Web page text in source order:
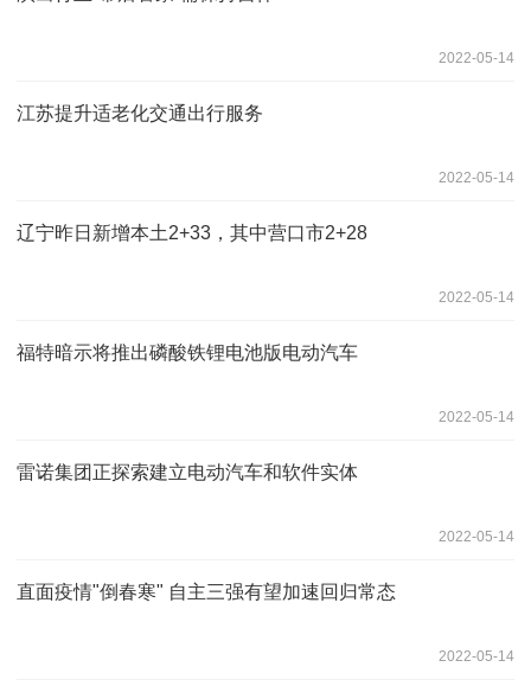
2022-05-14
江苏提升适老化交通出行服务
2022-05-14
辽宁昨日新增本土2+33，其中营口市2+28
2022-05-14
福特暗示将推出磷酸铁锂电池版电动汽车
2022-05-14
雷诺集团正探索建立电动汽车和软件实体
2022-05-14
直面疫情"倒春寒" 自主三强有望加速回归常态
2022-05-14